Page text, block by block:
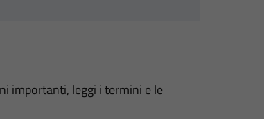
importanti, leggi i termini e le